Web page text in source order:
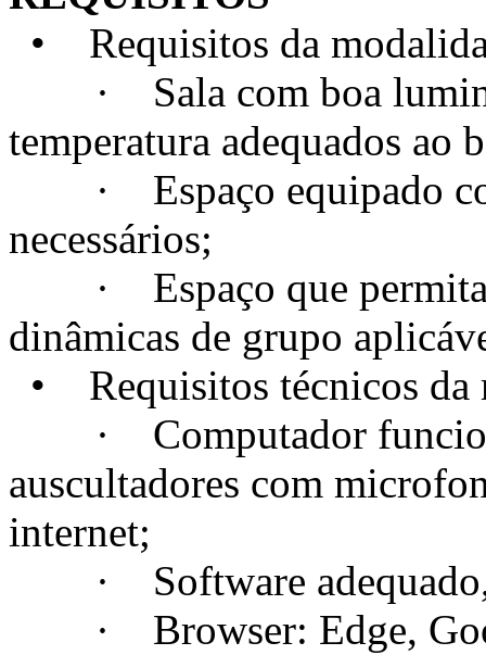
• Requisitos da
· Sala com boa
temperatura adequados ao
· Espaço equipado
necessários;
· Espaço que permita
dinâmicas de grupo
• Requisitos técnicos da
· Computador
auscultadores com
internet;
· Software adequado,
· Browser: Edge,